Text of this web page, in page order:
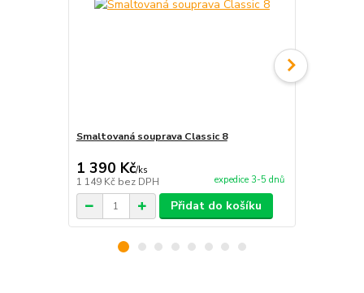
Smaltovaná souprava Classic 8
1 390 Kč/ks
1 149 Kč bez DPH expedice 3-5 dnů
Přidat do košíku